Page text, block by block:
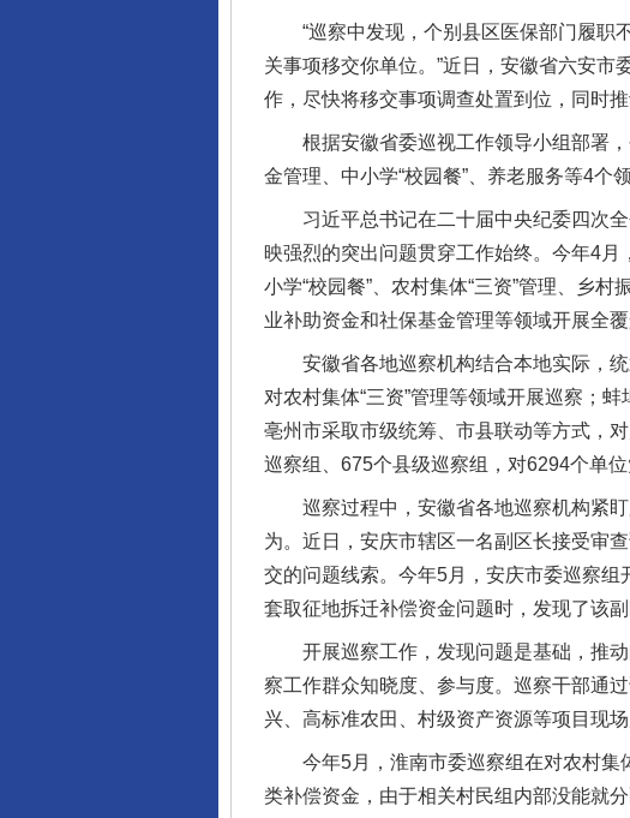
“巡察中发现，个别县区医保部门履职
关事项移交你单位。”近日，安徽省六安
作，尽快将移交事项调查处置到位，同时
根据安徽省委巡视工作领导小组部署，
金管理、中小学“校园餐”、养老服务等4个
习近平总书记在二十届中央纪委四次全
映强烈的突出问题贯穿工作始终。今年4
小学“校园餐”、农村集体“三资”管理、乡
业补助资金和社保基金管理等领域开展全覆
安徽省各地巡察机构结合本地实际，统
对农村集体“三资”管理等领域开展巡察；
亳州市采取市级统筹、市县联动等方式，
巡察组、675个县级巡察组，对6294个单位
巡察过程中，安徽省各地巡察机构紧盯
为。近日，安庆市辖区一名副区长接受审
交的问题线索。今年5月，安庆市委巡察组
套取征地拆迁补偿资金问题时，发现了该
开展巡察工作，发现问题是基础，推动
察工作群众知晓度、参与度。巡察干部通
兴、高标准农田、村级资产资源等项目现
今年5月，淮南市委巡察组在对农村集体
类补偿资金，由于相关村民组内部没能就